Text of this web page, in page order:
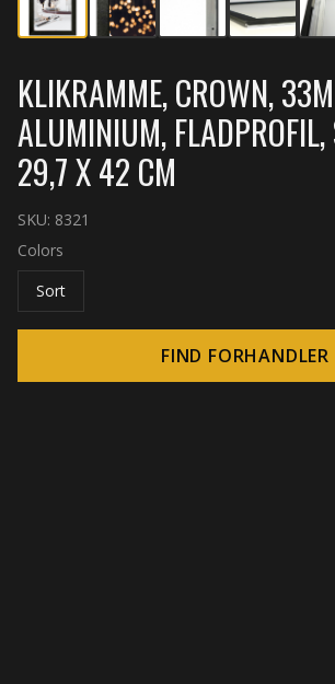
KLIKRAMME, CROWN,
ALUMINIUM,
29,7 X 42 CM
SKU: 8321
Colors
Sort
FIND FORHANDLER